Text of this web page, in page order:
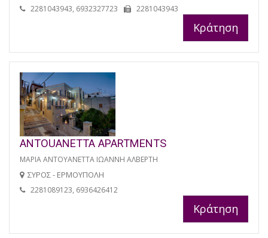
2281043943, 6932327723 2281043943
Κράτηση
ANTOUANETTA APARTMENTS
ΜΑΡΙΑ ΑΝΤΟΥΑΝΕΤΤΑ ΙΩΑΝΝΗ ΑΛΒΕΡΤΗ
ΣΥΡΟΣ - ΕΡΜΟΥΠΟΛΗ
2281089123, 6936426412
Κράτηση